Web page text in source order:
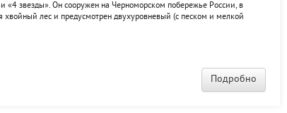
«4 звезды». Он сооружен на Черноморском побережье России, в
хвойный лес и предусмотрен двухуровневый (с песком и мелкой
пляжный клуб и тренажерный зал. К услугам гостей
Подробно